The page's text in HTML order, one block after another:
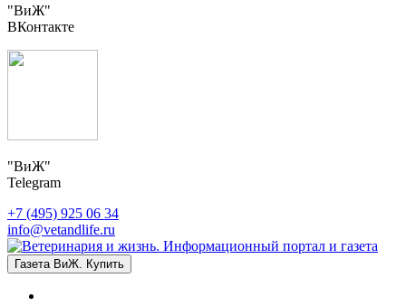
"ВиЖ"
ВКонтакте
"ВиЖ"
Telegram
+7 (495) 925 06 34
info@vetandlife.ru
Газета ВиЖ. Купить